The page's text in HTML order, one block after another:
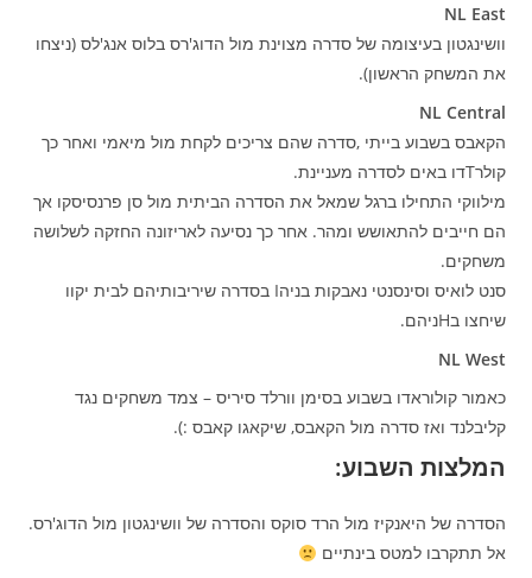
NL East
וושינגטון בעיצומה של סדרה מצוינת מול הדוג'רס בלוס אנג'לס (ניצחו
את המשחק הראשון).
NL Central
הקאבס בשבוע בייתי ,סדרה שהם צריכים לקחת מול מיאמי ואחר כך
קולרTדו באים לסדרה מעניינת.
מילווקי התחילו ברגל שמאל את הסדרה הביתית מול סן פרנסיסקו אך
הם חייבים להתאושש ומהר. אחר כך נסיעה לאריזונה החזקה לשלושה
משחקים.
סנט לואיס וסינסנטי נאבקות בניהI בסדרה שיריבותיהם לבית יקוו
שיחצו בHניהם.
NL West
כאמור קולוראדו בשבוע בסימן וורלד סיריס – צמד משחקים נגד
קליבלנד ואז סדרה מול הקאבס, שיקאגו קאבס :).
המלצות השבוע:
הסדרה של היאנקיז מול הרד סוקס והסדרה של וושינגטון מול הדוג'רס.
אל תתקרבו למטס בינתיים